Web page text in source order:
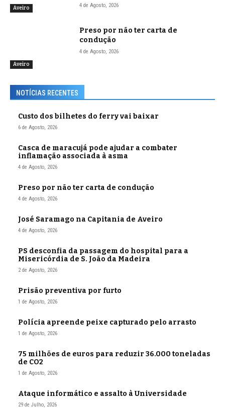
Aveiro 4 de Agosto, 2026
Aveiro
Preso por não ter carta de
condução
4 de Agosto, 2026
NOTÍCIAS RECENTES
Custo dos bilhetes do ferry vai baixar
6 de Agosto, 2026
Casca de maracujá pode ajudar a combater
inflamação associada à asma
4 de Agosto, 2026
Preso por não ter carta de condução
4 de Agosto, 2026
José Saramago na Capitania de Aveiro
4 de Agosto, 2026
PS desconfia da passagem do hospital para a
Misericórdia de S. João da Madeira
2 de Agosto, 2026
Prisão preventiva por furto
1 de Agosto, 2026
Polícia apreende peixe capturado pelo arrasto
1 de Agosto, 2026
75 milhões de euros para reduzir 36.000 toneladas
de CO2
1 de Agosto, 2026
Ataque informático e assalto à Universidade
29 de Julho, 2026